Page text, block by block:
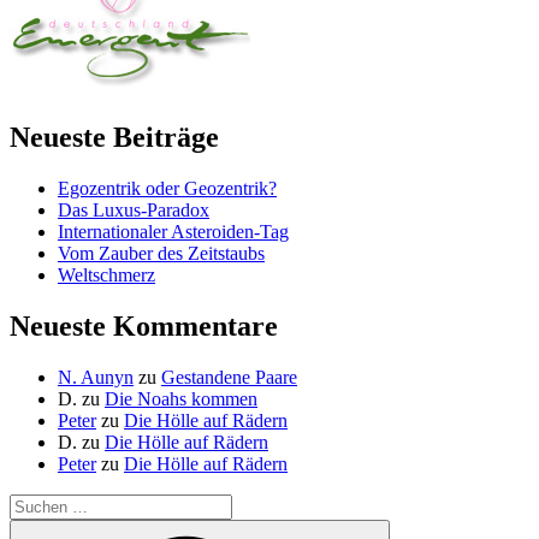
Neueste Beiträge
Egozentrik oder Geozentrik?
Das Luxus-Paradox
Internationaler Asteroiden-Tag
Vom Zauber des Zeitstaubs
Weltschmerz
Neueste Kommentare
N. Aunyn zu Gestandene Paare
D. zu Die Noahs kommen
Peterzu Die Hölle auf Rädern
D. zu Die Hölle auf Rädern
Peterzu Die Hölle auf Rädern
Suche
nach: